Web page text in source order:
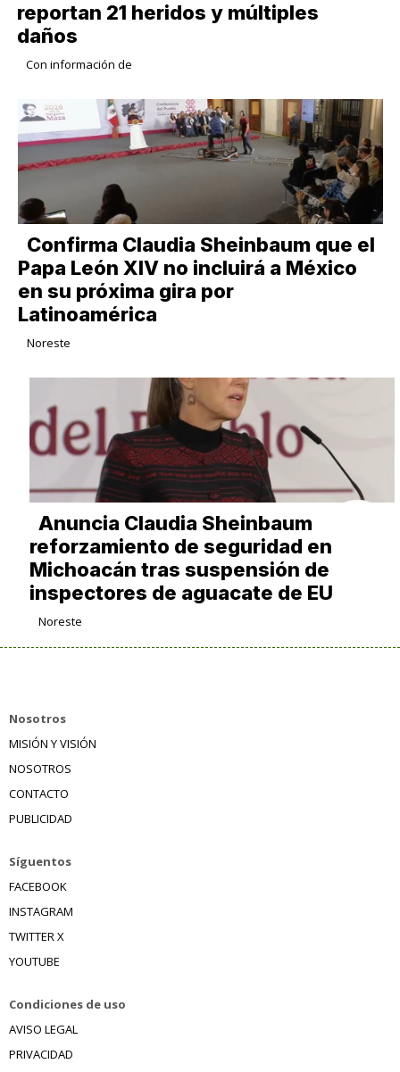
reportan 21 heridos y múltiples
daños
Con información de
Confirma Claudia Sheinbaum que el
Papa León XIV no incluirá a México
en su próxima gira por
Latinoamérica
Noreste
Anuncia Claudia Sheinbaum
reforzamiento de seguridad en
Michoacán tras suspensión de
inspectores de aguacate de EU
Noreste
Nosotros
MISIÓN Y VISIÓN
NOSOTROS
CONTACTO
PUBLICIDAD
Síguentos
FACEBOOK
INSTAGRAM
TWITTER X
YOUTUBE
Condiciones de uso
AVISO LEGAL
PRIVACIDAD